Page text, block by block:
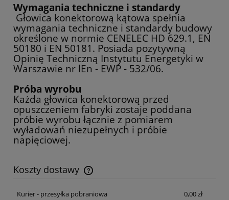
Wymagania techniczne i standardy
Głowica konektorową kątowa spełnia
wymagania techniczne i standardy budowy
określone w normie CENELEC HD 629.1, EN
50180 i EN 50181. Posiada pozytywną
Opinię Techniczną Instytutu Energetyki w
Warszawie nr lEn - EWP - 532/06.
Próba wyrobu
Każda głowica konektorową przed
opuszczeniem fabryki zostaje poddana
próbie wyrobu łącznie z pomiarem
wyładowań niezupełnych i próbie
napięciowej.
Koszty dostawy
Cena nie zawiera ewentualnych kosztów płatności
Kurier - przesyłka pobraniowa
0,00 zł